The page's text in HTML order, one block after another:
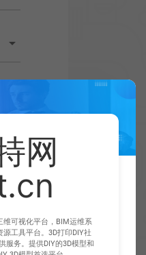
arrow_drop_down
arrow_drop_down
arrow_drop_down
arrow_drop_down
网
维可视化平台，BIM运维系
工具平台。3D打印DIY社
服务。提供DIY的3D模型和